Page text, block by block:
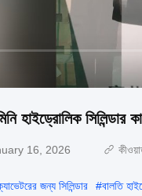
সিলিন্ডার
16, 2026
জন্য সিলিন্ডার #বালতি